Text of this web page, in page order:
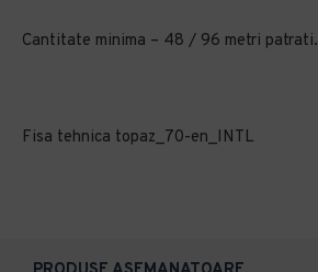
Cantitate minima – 48 / 96 metri patrati.
Fisa tehnica topaz_70-en_INTL